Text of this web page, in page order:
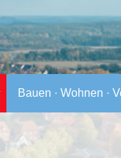
Bauen · Wohnen ·